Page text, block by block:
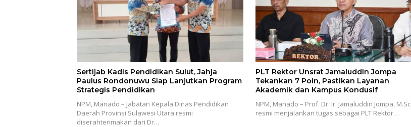
Sertijab Kadis Pendidikan Sulut, Jahja
Paulus Rondonuwu Siap Lanjutkan Program
Strategis Pendidikan
NPM, Manado – Jabatan Kepala Dinas Pendidikan
Daerah Provinsi Sulawesi Utara resmi
diserahterimakan dari Dr…
PLT Rektor Unsrat Jamaluddin Jompa
Tekankan 7 Poin, Pastikan Layanan
Akademik dan Kampus Kondusif
NPM, Manado – Prof. Dr. Ir. Jamaluddin Jompa, M.Sc
resmi menjalankan tugas sebagai PLT Rektor…